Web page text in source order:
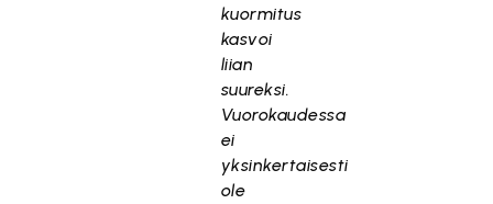
kuormitus
kasvoi
liian
suureksi.
Vuorokaudessa
ei
yksinkertaisesti
ole